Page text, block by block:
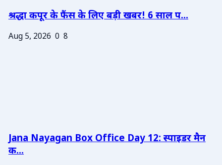
श्रद्धा कपूर के फैंस के लिए बड़ी खबर! 6 साल प...
Aug 5, 2026 0 8
Jana Nayagan Box Office Day 12: स्पाइडर मैन
क...